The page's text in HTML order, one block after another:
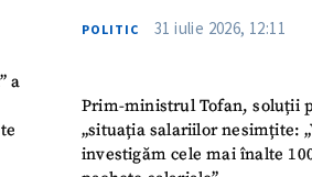
a
POLITIC 31 iulie 2026, 12:11
Prim-ministrul Tofan, soluții
„situația salariilor nesimțite:
investigăm cele mai înalte